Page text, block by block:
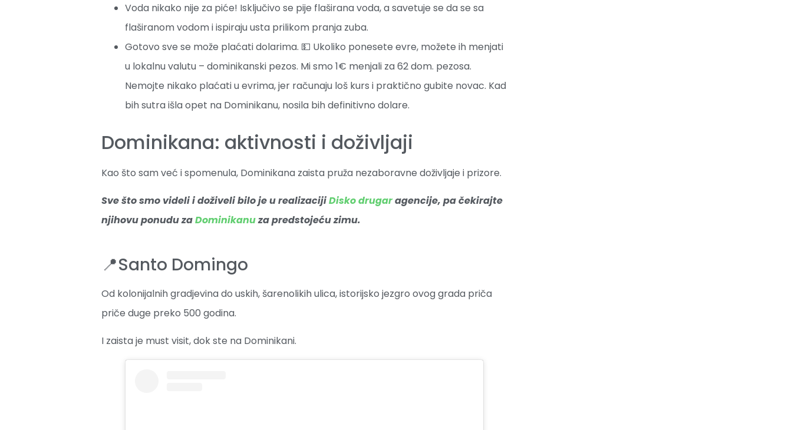
Voda nikako nije za piće! Isključivo se pije flaširana voda, a savetuje se da se sa
flaširanom vodom i ispiraju usta prilikom pranja zuba.
Gotovo sve se može plaćati dolarima. 💵 Ukoliko ponesete evre, možete ih menjati
u lokalnu valutu – dominikanski pezos. Mi smo 1€ menjali za 62 dom. pezosa.
Nemojte nikako plaćati u evrima, jer računaju loš kurs i praktično gubite novac. Kad
bih sutra išla opet na Dominikanu, nosila bih definitivno dolare.
Dominikana: aktivnosti i doživljaji
Kao što sam već i spomenula, Dominikana zaista pruža nezaboravne doživljaje i prizore.
Sve što smo videli i doživeli bilo je u realizacijiDisko drugaragencije, pa čekirajte
njihovu ponudu zaDominikanuza predstojeću zimu.
📍Santo Domingo
Od kolonijalnih gradjevina do uskih, šarenolikih ulica, istorijsko jezgro ovog grada priča
priče duge preko 500 godina.
I zaista je must visit, dok ste na Dominikani.